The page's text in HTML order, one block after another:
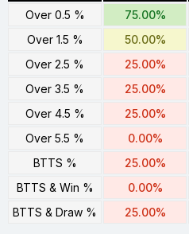
Over 0.5 % 75.00%
Over 1.5 %
50.00%
Over 2.5 %
25.00%
Over 3.5 %
25.00%
Over 4.5 %
25.00%
Over 5.5 %
0.00%
BTTS %
25.00%
BTTS & Win %
0.00%
BTTS & Draw %
25.00%